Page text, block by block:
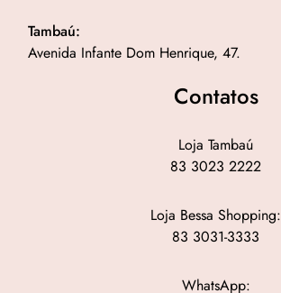
Tambaú:
Avenida Infante Dom Henrique, 47.
Contatos
Loja Tambaú
83 3023 2222
Loja Bessa Shopping:
83 3031-3333
WhatsApp: